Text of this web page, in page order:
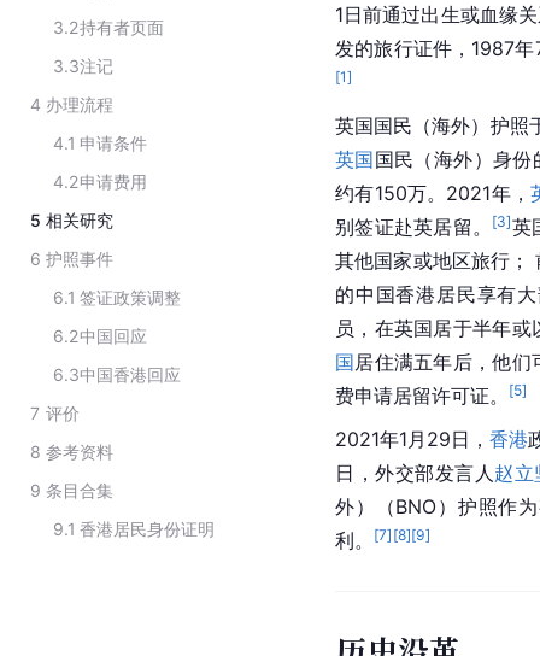
3.2持有者页面
3.3注记
4 办理流程
4.1 申请条件
4.2申请费用
5 相关研究
6 护照事件
6.1 签证政策调整
6.2中国回应
6.3中国香港回应
7 评价
8 参考资料
9 条目合集
9.1 香港居民身份证明
1日前通过出生或血缘
发的旅行证件，1987
[1]
英国国民（海外）护照
英国国民（海外）身
约有150万。2021年，
别签证赴英居留。
[3]英
其他国家或地区旅行；
的中国香港居民享有
员，在英国居于半年
国居住满五年后，他
费申请居留许可证。
[5]
2021年1月29日，香港
日，外交部发言人 赵立
外）（BNO）护照作
利。
[7] [8][9]